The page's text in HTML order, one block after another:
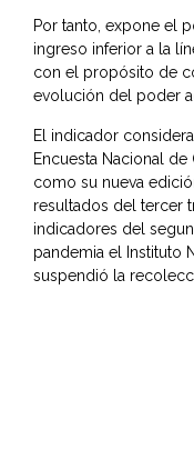
Por tanto, expone el
ingreso inferior a la
con el propósito de
evolución del poder
El indicador
Encuesta Nacional
como su nueva
resultados del tercer
indicadores del
pandemia el Instituto
suspendió la